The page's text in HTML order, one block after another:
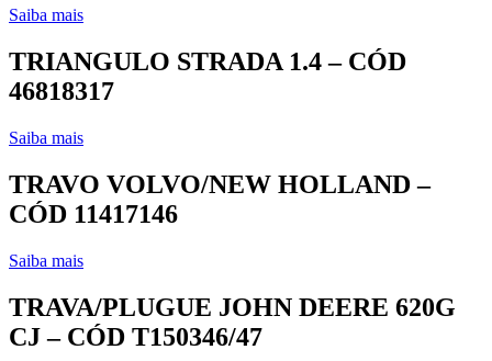
Saiba mais
TRIANGULO STRADA 1.4 – CÓD
46818317
Saiba mais
TRAVO VOLVO/NEW HOLLAND –
CÓD 11417146
Saiba mais
TRAVA/PLUGUE JOHN DEERE 620G
CJ – CÓD T150346/47